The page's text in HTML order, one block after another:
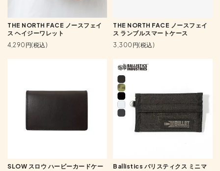
THE NORTH FACE ノースフェイ
ス ヘイジーワレット
4,290円(税込)
THE NORTH FACE ノースフェイ
ス ランブルスマートケース
3,300円(税込)
SLOW スロウ ハービーカードケー
Ballistics バリスティクス ミニマ